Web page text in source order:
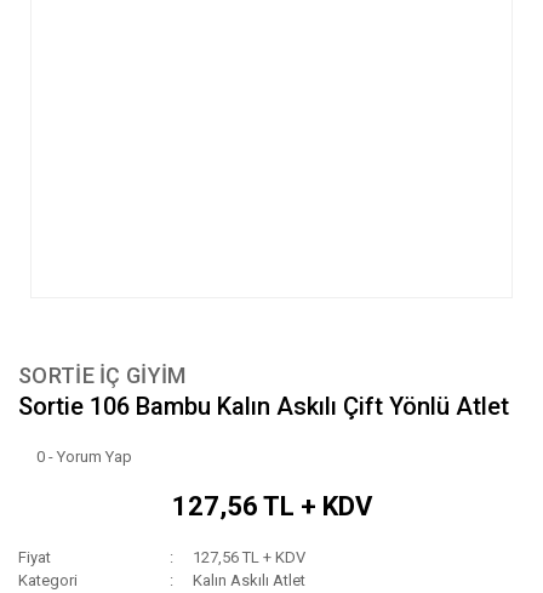
SORTİE İÇ GİYİM
Sortie 106 Bambu Kalın Askılı Çift Yönlü Atlet
0 - Yorum Yap
127,56 TL + KDV
Fiyat
127,56 TL + KDV
Kategori
Kalın Askılı Atlet